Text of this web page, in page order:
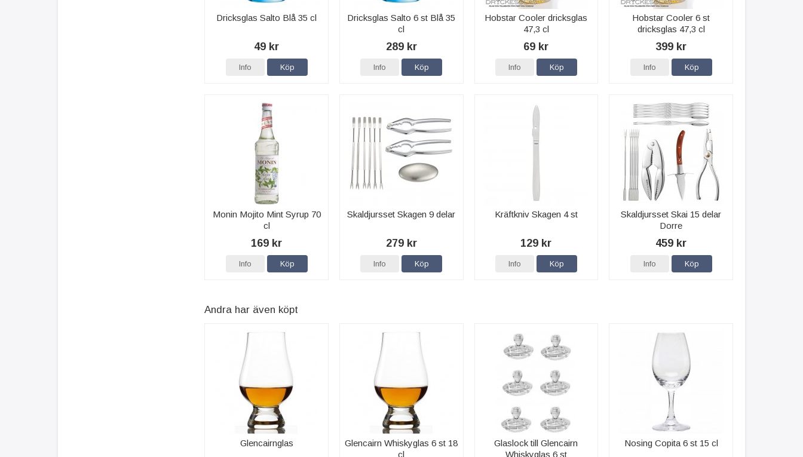
Dricksglas Salto Blå 35 cl
49 kr
Info Köp
Dricksglas Salto 6 st Blå 35
cl
289 kr
Info Köp
Hobstar Cooler dricksglas
47,3 cl
69 kr
Info Köp
Hobstar Cooler 6 st
dricksglas 47,3 cl
399 kr
Info Köp
Monin Mojito Mint Syrup 70
cl
169 kr
Info Köp
Skaldjursset Skagen 9 delar
279 kr
Info Köp
Kräftkniv Skagen 4 st
129 kr
Info Köp
Skaldjursset Skai 15 delar
Dorre
459 kr
Info Köp
Andra har även köpt
Glencairnglas
Glencairn Whiskyglas 6 st 18
cl
Glaslock till Glencairn
Whiskyglas 6 st
Nosing Copita 6 st 15 cl